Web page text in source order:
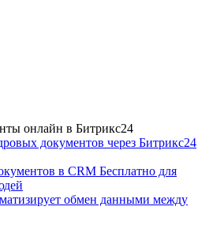
онлайн в Битрикс24
документов через Битрикс24
в CRM Бесплатно для
обмен данными между